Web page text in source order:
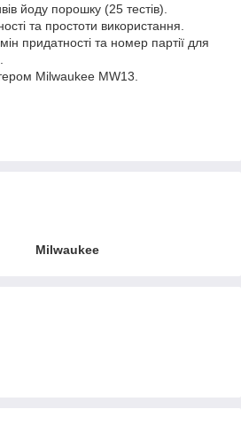
йоду порошку (25 тестів).
та простоти використання.
придатності та номер партії для
Milwaukee MW13.
Milwaukee